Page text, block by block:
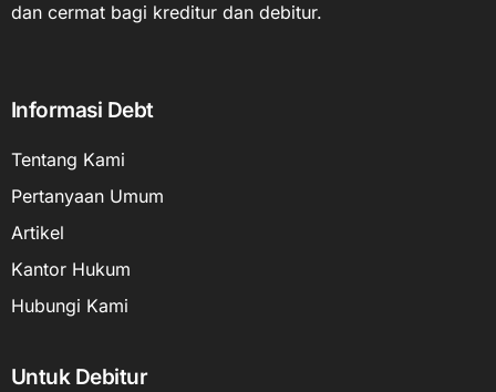
dan cermat bagi kreditur dan debitur.
Informasi Debt
Tentang Kami
Pertanyaan Umum
Artikel
Kantor Hukum
Hubungi Kami
Untuk Debitur